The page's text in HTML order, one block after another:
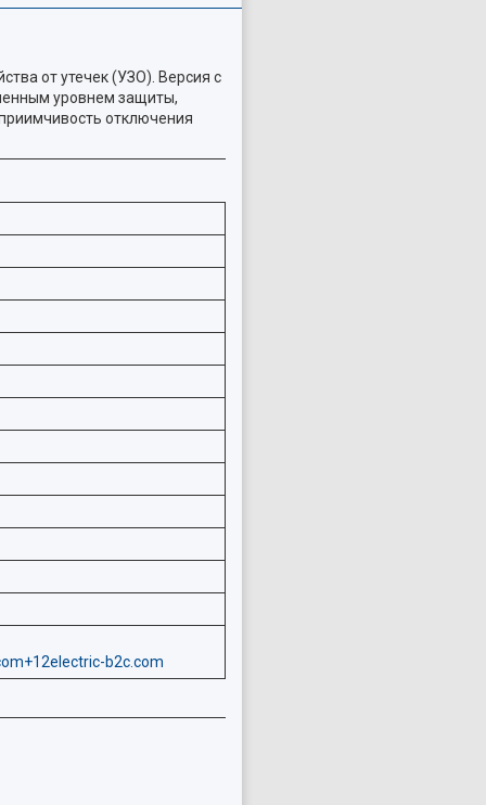
от утечек (УЗО). Версия с
уровнем защиты,
отключения
electric-b2c.com